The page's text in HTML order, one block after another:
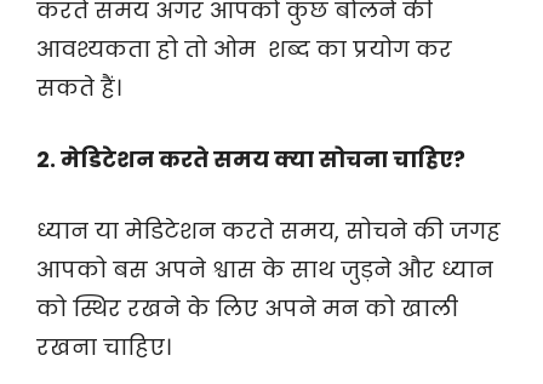
करते समय अगर आपको कुछ बोलने की
आवश्यकता हो तो ओम शब्द का प्रयोग कर
सकते हैं।
2. मेडिटेशन करते समय क्या सोचना चाहिए?
ध्यान या मेडिटेशन करते समय, सोचने की जगह
आपको बस अपने श्वास के साथ जुड़ने और ध्यान
को स्थिर रखने के लिए अपने मन को खाली
रखना चाहिए।